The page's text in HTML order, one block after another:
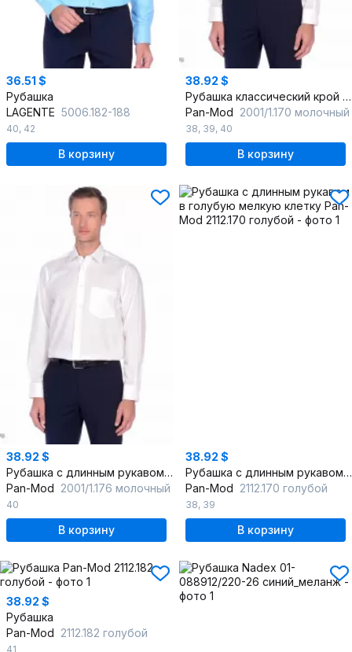
36.51 $
Рубашка
LAGENTE 5006.182-188
40, 42
В корзину
38.92 $
Рубашка классический крой из хлопка для деловых образов
Pan-Mod 2001/1.170 молочный
38, 39, 40
В корзину
38.92 $
Рубашка с длинным рукавом из хлопка в голубую клетку
Pan-Mod 2001/1.176 молочный
40
В корзину
38.92 $
Рубашка с длинным рукавом в голубую мелкую клетку
Pan-Mod 2112.170 голубой
38, 39
В корзину
38.92 $
Рубашка
Pan-Mod 2112.182 голубой
41